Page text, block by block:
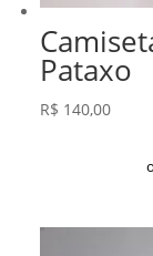
Pataxo
R$ 140,00